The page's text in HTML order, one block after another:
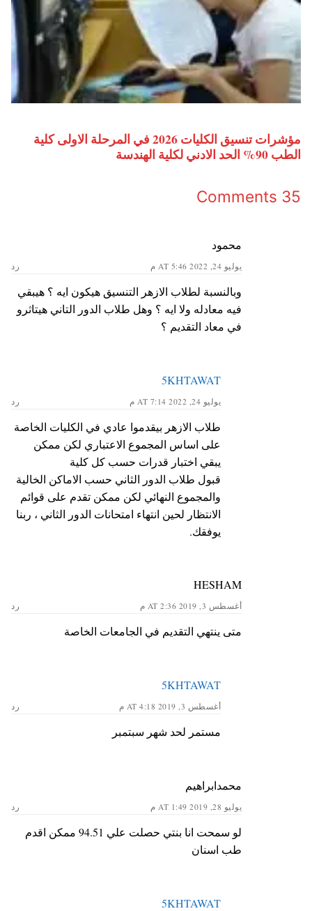
مؤشرات تنسيق الكليات 2026 في المرحلة الاولى كلية
الطب 90% الحد الادني لكلية الهندسة
35 Comments
محمود
يوليو 24, 2022 AT 5:46 م رد
وبالنسبة لطلاب الازهر التنسيق هيكون ايه ؟ هيبقي
فيه معادله ولا ايه ؟ وهل طلاب الدور التاني هيتاثرو
في معاد التقديم ؟
5KHTAWAT
يوليو 24, 2022 AT 7:14 م رد
طلاب الازهر بيقدموا عادي في الكليات الخاصة
على اساس المجموع الاعتباري لكن ممكن
يبقي اختبار قدرات حسب كل كلية
قبول طلاب الدور الثاني حسب الاماكن الخالية
والمجموع النهائي لكن ممكن تقدم على قوائم
الانتظار لحين انتهاء امتحانات الدور الثاني ، ربنا
يوفقك.
HESHAM
أغسطس 3, 2019 AT 2:36 م رد
متى ينتهي التقديم في الجامعات الخاصة
5KHTAWAT
أغسطس 3, 2019 AT 4:18 م رد
مستمر لحد شهر سبتمبر
محمدابراهيم
يوليو 28, 2019 AT 1:49 م رد
لو سمحت انا بنتي حصلت علي 94.51 ممكن اقدم
طب اسنان
5KHTAWAT